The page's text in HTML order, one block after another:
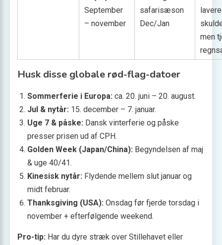
September
– november
safarisæson
Dec/Jan
men
Husk disse globale rød-flag-datoer
Sommerferie i Europa: ca. 20. juni – 20. august.
Jul & nytår: 15. december – 7. januar.
Uge 7 & påske: Dansk vinterferie og påske
presser prisen ud af CPH.
Golden Week (Japan/China): Begyndelsen af maj
& uge 40/41.
Kinesisk nytår: Flydende mellem slut januar og
midt februar.
Thanksgiving (USA): Onsdag før fjerde torsdag i
november + efterfølgende weekend.
Pro-tip: Har du dyre stræk over Stillehavet eller